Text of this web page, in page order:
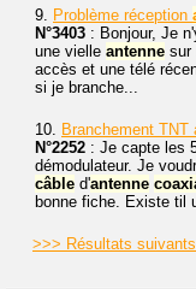
9. Problème réception
N°3403 : Bonjour, Je
une vielle antenne sur
accès et une télé
si je branche...
10. Branchement TNT
N°2252 : Je capte les
démodulateur. Je
câble d'antenne
bonne fiche. Existe til
>>> Résultats